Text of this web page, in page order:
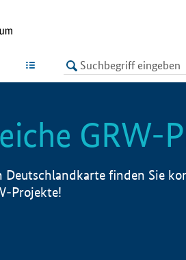
LISTE
GRW-
Deutschlandkarte finden Sie
Projekte!